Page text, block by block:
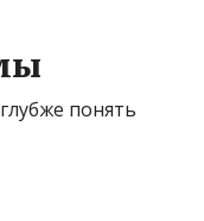
понять